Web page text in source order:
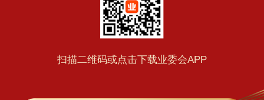
扫描二维码或点击下载业委会APP